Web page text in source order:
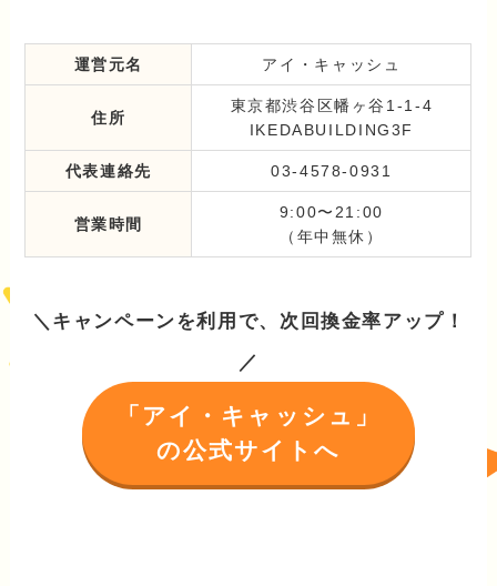
運営元名 アイ・キャッシュ
住所
東京都渋谷区幡ヶ谷1-1-4
IKEDABUILDING3F
代表連絡先 03-4578-0931
営業時間
9:00〜21:00
（年中無休）
＼キャンペーンを利用で、次回換金率アップ！
／
「アイ・キャッシュ」
の公式サイトへ